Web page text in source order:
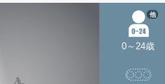
0～24歳
他